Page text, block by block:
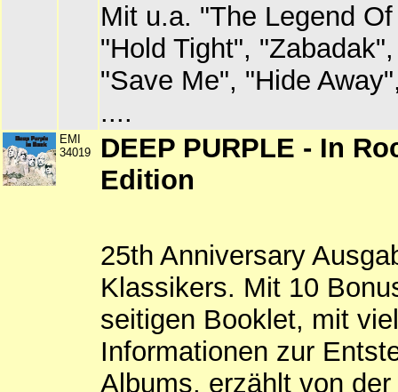
Mit u.a. "The Legend
"Hold Tight",
"Save Me", "Hide
....
EMI
34019
DEEP PURPLE - In
Edition
25th Anniversary
Klassikers. Mit 10
seitigen Booklet, mit
Informationen zur
Albums, erzählt von